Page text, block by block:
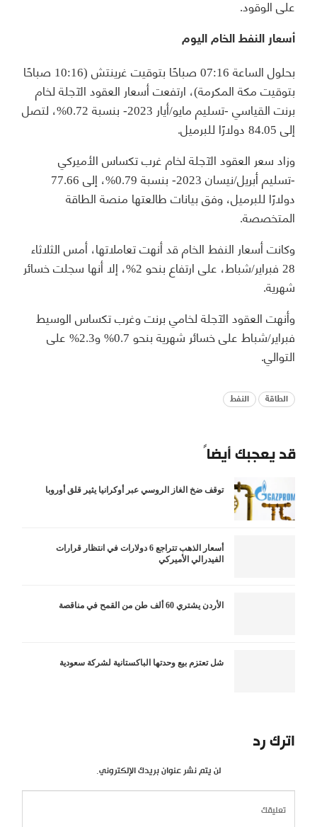
على الوقود.
أسعار النفط الخام اليوم
بحلول الساعة 07:16 صباحًا بتوقيت غرينتش (10:16 صباحًا
بتوقيت مكة المكرمة)، ارتفعت أسعار العقود الآجلة لخام
برنت القياسي -تسليم مايو/أيار 2023- بنسبة 0.72%، لتصل
إلى 84.05 دولارًا للبرميل.
وزاد سعر العقود الآجلة لخام غرب تكساس الأميركي
-تسليم أبريل/نيسان 2023- بنسبة 0.79%، إلى 77.66
دولارًا للبرميل، وفق بيانات طالعتها منصة الطاقة
المتخصصة.
وكانت أسعار النفط الخام قد أنهت تعاملاتها، أمس الثلاثاء
28 فبراير/شباط، على ارتفاع بنحو 2%، إلا أنها سجلت خسائر
شهرية.
وأنهت العقود الآجلة لخامي برنت وغرب تكساس الوسيط
فبراير/شباط على خسائر شهرية بنحو 0.7% و2.3% على
التوالي.
الطاقة النفط
قد يعجبك أيضاً
توقف ضخ الغاز الروسي عبر أوكرانيا يثير قلق أوروبا
أسعار الذهب تتراجع 6 دولارات في انتظار قرارات
الفيدرالي الأميركي
الأردن يشتري 60 ألف طن من القمح في مناقصة
شل تعتزم بيع وحدتها الباكستانية لشركة سعودية
اترك رد
لن يتم نشر عنوان بريدك الإلكتروني.